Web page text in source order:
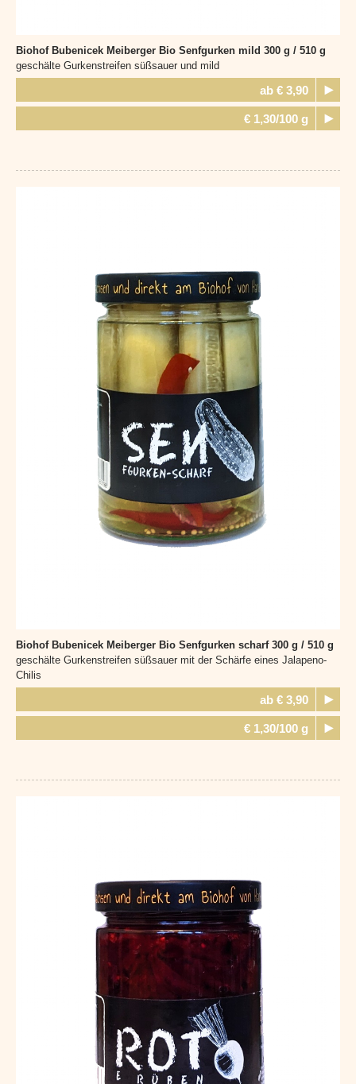
Biohof Bubenicek Meiberger Bio Senfgurken mild 300 g / 510 g
geschälte Gurkenstreifen süßsauer und mild
ab € 3,90
€ 1,30/100 g
Biohof Bubenicek Meiberger Bio Senfgurken scharf 300 g / 510 g
geschälte Gurkenstreifen süßsauer mit der Schärfe eines Jalapeno-
Chilis
ab € 3,90
€ 1,30/100 g